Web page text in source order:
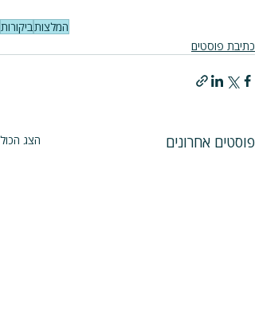
המלצות ביקורות
כתיבת פוסטים
פוסטים אחרונים הצג הכול